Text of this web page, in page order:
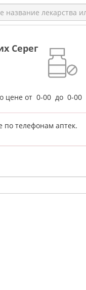
Cерег
цене от 0-00 до 0-00
телефонам аптек.